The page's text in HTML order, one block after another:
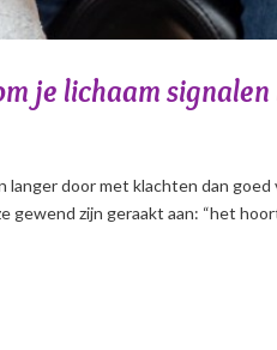
je lichaam
door met klachten dan goed
gewend zijn geraakt aan: “het